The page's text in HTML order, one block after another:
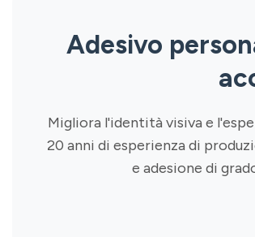
Adesivo
Migliora l'identità visiva e
20 anni di esperienza di
e adesione di